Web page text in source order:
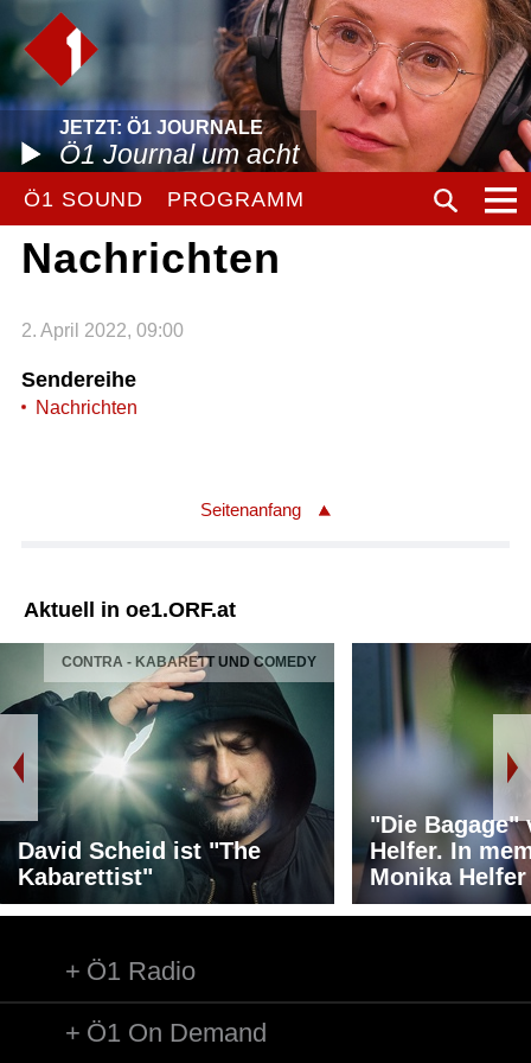
JETZT: Ö1 JOURNALE
Ö1 Journal um acht
Ö1 SOUND PROGRAMM
Nachrichten
2. April 2022, 09:00
Sendereihe
Nachrichten
Seitenanfang
Aktuell in oe1.ORF.at
CONTRA - KABARETT UND COMEDY
David Scheid ist "The
Kabarettist"
"Die Bagage"
Helfer. In
Monika Helfer
Ö1 Radio
Ö1 On Demand